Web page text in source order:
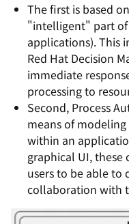
The first is based
"intelligent" part
applications). This
Red Hat Decision
immediate
processing to
Second, Process
means of
within an
graphical UI, these
users to be able to
collaboration with